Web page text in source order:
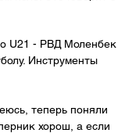
U21 - РВД Моленбек
Инструменты
теперь поняли
хорош, а если